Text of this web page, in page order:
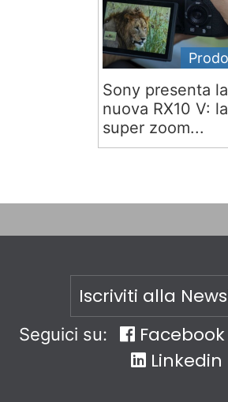
Sony presenta la
nuova RX10 V: la
super zoom...
Iscriviti alla
Seguici su: Facebook
Linkedin